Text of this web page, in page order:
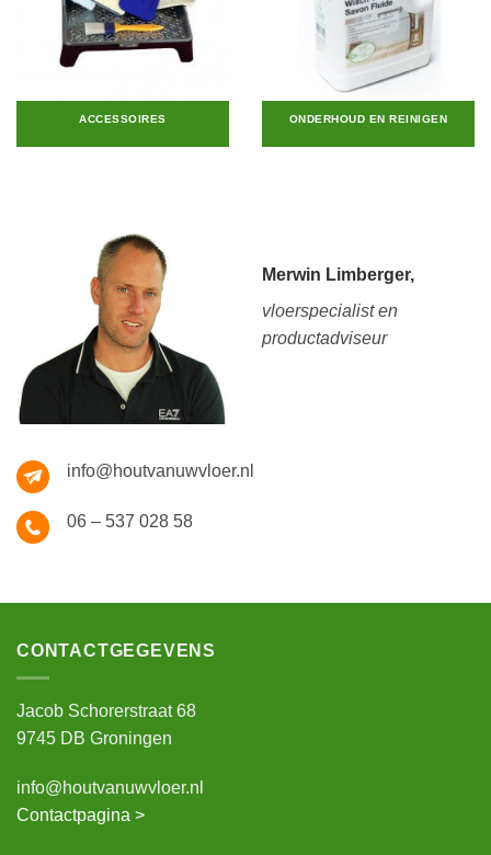
ACCESSOIRES ONDERHOUD EN REINIGEN
Merwin Limberger,
vloerspecialist en
productadviseur
info@houtvanuwvloer.nl
06 – 537 028 58
CONTACTGEGEVENS
Jacob Schorerstraat 68
9745 DB Groningen
info@houtvanuwvloer.nl
Contactpagina >